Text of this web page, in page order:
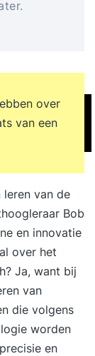
over
van een
van de
Bob
en innovatie
over het
Ja, want bij
van
die volgens
worden
en